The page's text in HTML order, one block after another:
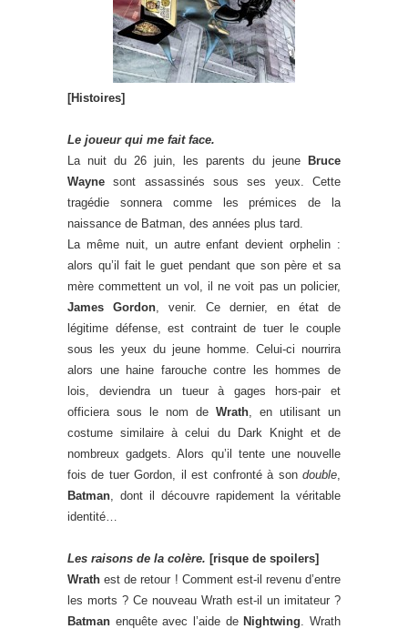
[Histoires]
Le joueur qui me fait face.
La nuit du 26 juin, les parents du jeune
Bruce
Wayne sont assassinés sous ses yeux. Cette
tragédie sonnera comme les prémices de la
naissance de Batman, des années plus tard.
La même nuit, un autre enfant devient orphelin :
alors qu’il fait le guet pendant que son père et sa
mère commettent un vol, il ne voit pas un policier,
James Gordon, venir. Ce dernier, en état de
légitime défense, est contraint de tuer le couple
sous les yeux du jeune homme. Celui-ci nourrira
alors une haine farouche contre les hommes de
lois, deviendra un tueur à gages hors-pair et
officiera sous le nom de Wrath, en utilisant un
costume similaire à celui du Dark Knight et de
nombreux gadgets. Alors qu’il tente une nouvelle
fois de tuer Gordon, il est confronté à son double,
Batman, dont il découvre rapidement la véritable
identité…
Les raisons de la colère. [risque de spoilers]
Wrath est de retour ! Comment est-il revenu d’entre
les morts ? Ce nouveau Wrath est-il un imitateur ?
Batman enquête avec l’aide de Nightwing. Wrath